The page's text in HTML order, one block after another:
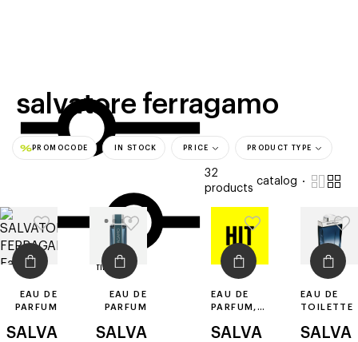
salvatore ferragamo
filters
32
products
catalog
PROMOCODE IN STOCK PRICE PRODUCT TYPE
EAU DE
PARFUM
SALVA
EAU DE
PARFUM
SALVA
EAU DE
PARFUM,
GEL, EAU
SALVA
EAU DE
TOILETTE
SALVA